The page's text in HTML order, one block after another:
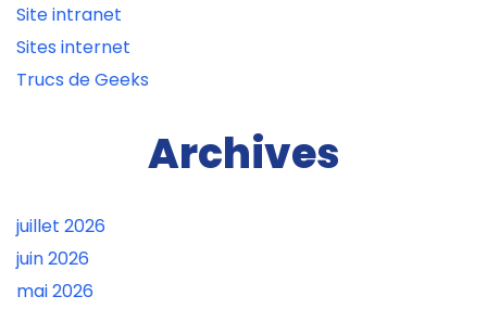
Site intranet
Sites internet
Trucs de Geeks
Archives
juillet 2026
juin 2026
mai 2026